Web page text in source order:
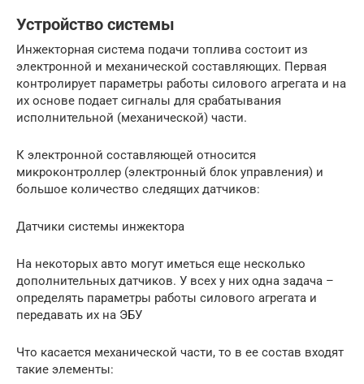
Устройство системы
Инжекторная система подачи топлива состоит из
электронной и механической составляющих. Первая
контролирует параметры работы силового агрегата и на
их основе подает сигналы для срабатывания
исполнительной (механической) части.
К электронной составляющей относится
микроконтроллер (электронный блок управления) и
большое количество следящих датчиков:
Датчики системы инжектора
На некоторых авто могут иметься еще несколько
дополнительных датчиков. У всех у них одна задача –
определять параметры работы силового агрегата и
передавать их на ЭБУ
Что касается механической части, то в ее состав входят
такие элементы: